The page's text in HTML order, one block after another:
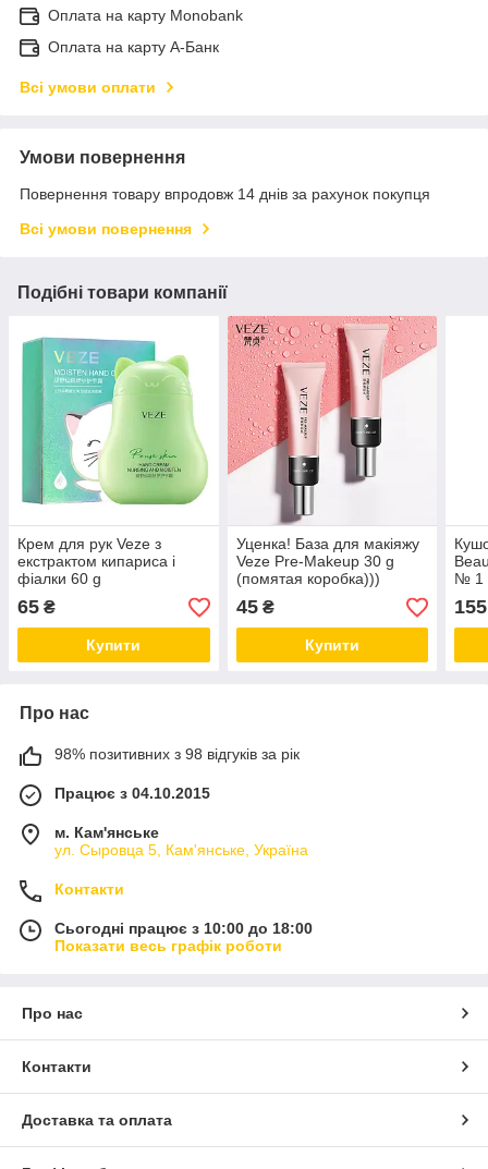
Оплата на карту Monobank
Оплата на карту А-Банк
Всі умови оплати
Умови повернення
Повернення товару впродовж 14 днів за рахунок покупця
Всі умови повернення
Подібні товари компанії
Крем для рук Veze з
екстрактом кипариса і
фіалки 60 g
65 ₴
Купити
Уценка! База для макіяжу
Veze Pre-Makeup 30 g
(помятая коробка)))
45₴
Купити
№ 1
155
Про нас
98% позитивних з 98 відгуків за рік
Працює з 04.10.2015
м. Кам'янське
ул. Сыровца 5, Кам'янське, Україна
Контакти
Сьогодні працює з 10:00 до 18:00
Показати весь графік роботи
Про нас
Контакти
Доставка та оплата